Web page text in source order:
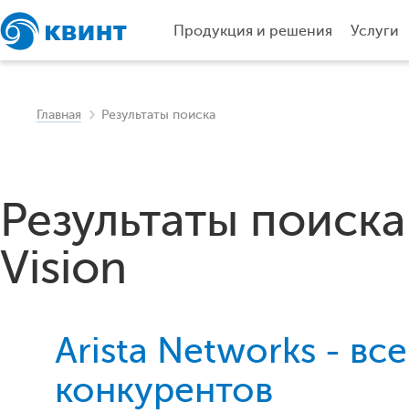
Продукция и решения Услуги
Главная Результаты поиска
Результаты
Vision
Arista Networks -
конкурентов